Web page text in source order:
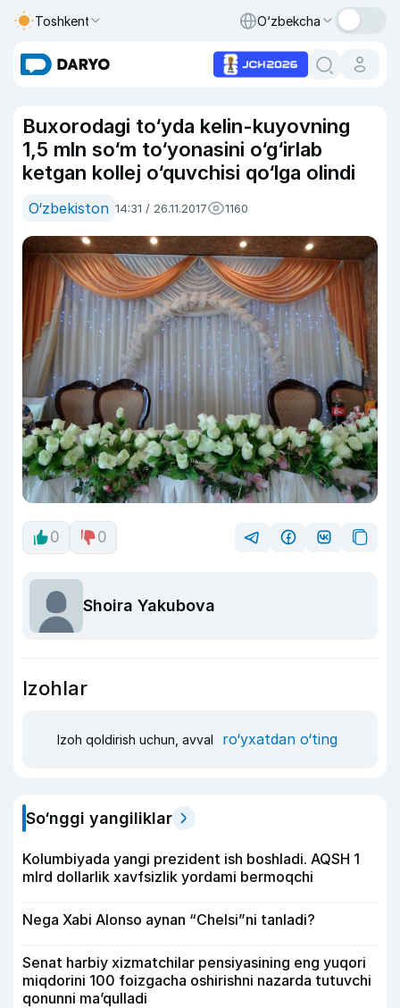
Toshkent O‘zbekcha
Buxorodagi to‘yda kelin-kuyovning
1,5 mln so‘m to‘yonasini o‘g‘irlab
ketgan kollej o‘quvchisi qo‘lga olindi
O‘zbekiston 14:31 / 26.11.2017 1160
0 0
Shoira Yakubova
Izohlar
Izoh qoldirish uchun, avval ro‘yxatdan o‘ting
So‘nggi yangiliklar
Kolumbiyada yangi prezident ish boshladi. AQSH 1
mlrd dollarlik xavfsizlik yordami bermoqchi
Nega Xabi Alonso aynan “Chelsi”ni tanladi?
Senat harbiy xizmatchilar pensiyasining eng yuqori
miqdorini 100 foizgacha oshirishni nazarda tutuvchi
qonunni ma’qulladi